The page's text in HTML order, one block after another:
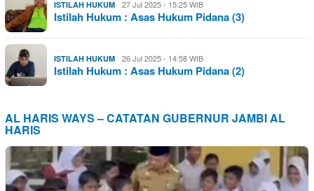
ISTILAH HUKUM 27 Jul 2025 - 15:25 WIB
Istilah Hukum : Asas Hukum Pidana (3)
ISTILAH HUKUM 26 Jul 2025 - 14:58 WIB
Istilah Hukum : Asas Hukum Pidana (2)
AL HARIS WAYS – CATATAN GUBERNUR JAMBI AL
HARIS